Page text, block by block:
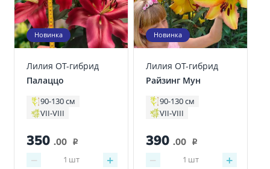
Новинка
Лилия ОТ-гибрид
Палаццо
90-130 см
VII-VIII
350 .00 i
− +
1 шт
Новинка
Лилия ОТ-гибрид
Райзинг Мун
90-130 см
VII-VIII
390 .00 i
− +
1 шт